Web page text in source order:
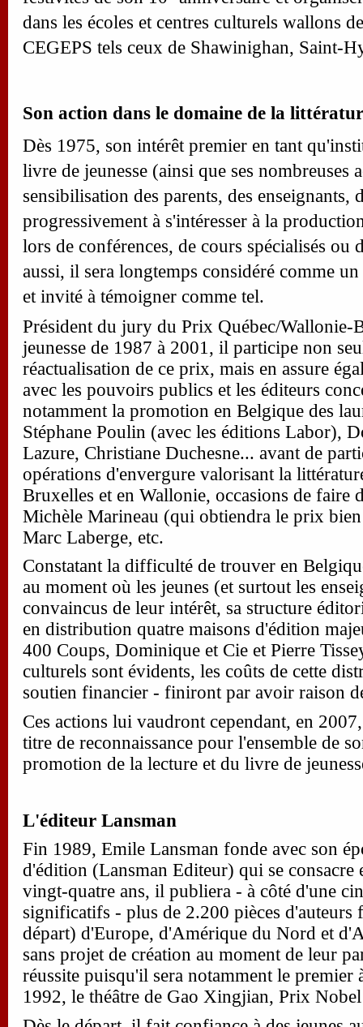
dans les écoles et centres culturels wallons
CEGEPS tels ceux de Shawinighan, Saint-
Son action dans le domaine de la
Dès 1975, son intérêt premier en tant
livre de jeunesse (ainsi que ses nombreuses
sensibilisation des parents, des enseignants,
progressivement à s'intéresser à la
lors de conférences, de cours spécialisés ou
aussi, il sera longtemps considéré comme
et invité à témoigner comme tel.
Président du jury du Prix Québec/Wallonie-
jeunesse de 1987 à 2001, il participe non
réactualisation de ce prix, mais en assure
avec les pouvoirs publics et les éditeurs
notamment la promotion en Belgique des
Stéphane Poulin (avec les éditions Labor),
Lazure, Christiane Duchesne... avant de
opérations d'envergure valorisant la
Bruxelles et en Wallonie, occasions de faire
Michèle Marineau (qui obtiendra le prix
Marc Laberge, etc.
Constatant la difficulté de trouver en
au moment où les jeunes (et surtout les
convaincus de leur intérêt, sa structure
en distribution quatre maisons d'édition
400 Coups, Dominique et Cie et Pierre
culturels sont évidents, les coûts de cette
soutien financier - finiront par avoir raison
Ces actions lui vaudront cependant, en
titre de reconnaissance pour l'ensemble de
promotion de la lecture et du livre de
L'éditeur Lansman
Fin 1989, Emile Lansman fonde avec son
d'édition (Lansman Editeur) qui se consacre
vingt-quatre ans, il publiera - à côté d'une
significatifs - plus de 2.200 pièces d'auteurs
départ) d'Europe, d'Amérique du Nord et
sans projet de création au moment de leur
réussite puisqu'il sera notamment le premier
1992, le théâtre de Gao Xingjian, Prix